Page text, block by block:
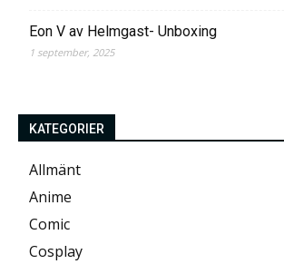
Eon V av Helmgast- Unboxing
1 september, 2025
KATEGORIER
Allmänt
Anime
Comic
Cosplay